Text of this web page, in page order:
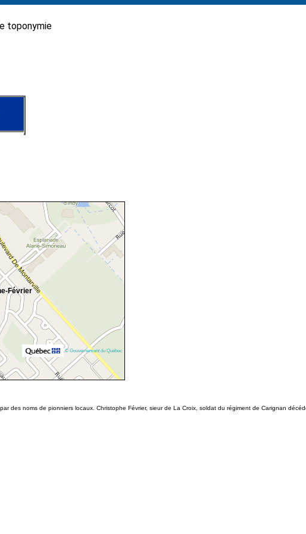
toponymie
Février
© Gouvernement du Québec
des noms de pionniers locaux. Christophe Février, sieur de La Croix, soldat du régiment de Carignan